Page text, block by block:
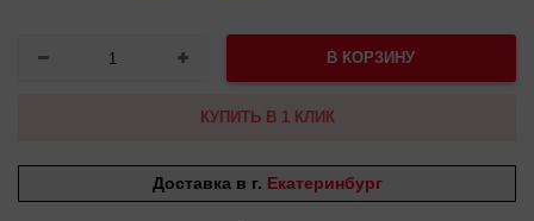
В КОРЗИНУ
КУПИТЬ В 1 КЛИК
Доставка в г. Екатеринбург